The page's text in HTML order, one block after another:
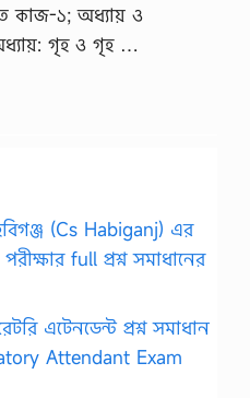
কাজ-১; অধ্যায় ও
গৃহ ও গৃহ …
(Cs Habiganj) এর
full প্রশ্ন সমাধানের
এটেনডেন্ট প্রশ্ন সমাধান
Attendant Exam